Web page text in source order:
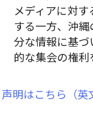
メディアに対
する一方、沖
分な情報に基
的な集会の権利
声明はこちら（英